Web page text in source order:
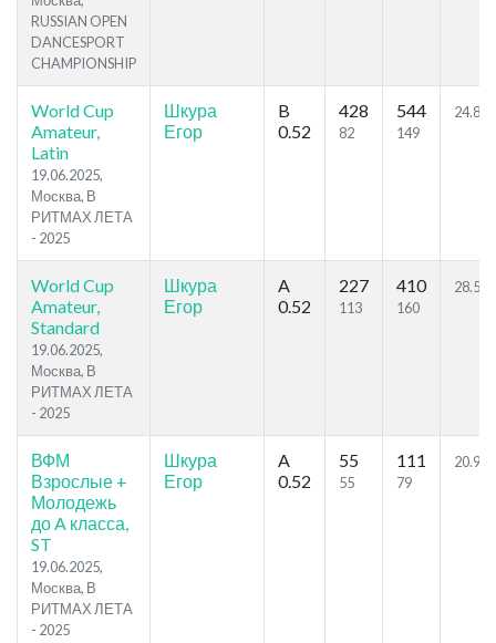
RUSSIAN OPEN
DANCESPORT
CHAMPIONSHIP
World Cup
Amateur,
Latin
19.06.2025,
Москва, В
РИТМАХ ЛЕТА
- 2025
Шкура
Егор
B
0.52
428
82
544
149
24.87
World Cup
Amateur,
Standard
19.06.2025,
Москва, В
РИТМАХ ЛЕТА
- 2025
Шкура
Егор
A
0.52
227
113
410
160
28.59
ВФМ
Взрослые +
Молодежь
до A класса,
ST
19.06.2025,
Москва, В
РИТМАХ ЛЕТА
- 2025
Шкура
Егор
A
0.52
55
55
111
79
20.98